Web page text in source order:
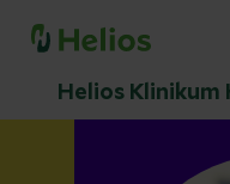
Helios Klinikum